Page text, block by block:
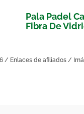
Pala Padel
Fibra De
/ Enlaces de afiliados /